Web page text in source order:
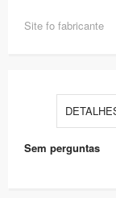
Site fo fabricante
Sem perguntas